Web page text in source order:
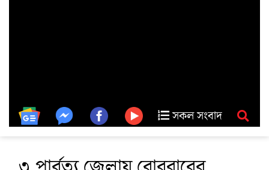
সকল সংবাদ